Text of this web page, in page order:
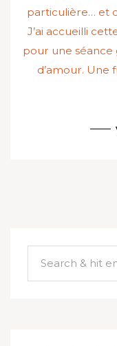
particulière… et
J’ai accueilli
pour une séance
d’amour. Une